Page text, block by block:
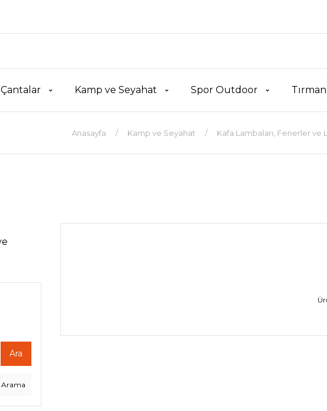
Çantalar Kamp ve Seyahat Spor Outdoor
Anasayfa Kamp ve Seyahat Kafa Lambaları, Fenerler ve
Ara
Arama